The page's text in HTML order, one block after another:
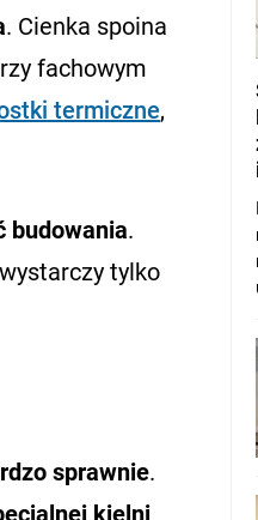
. Cienka spoina
fachowym
termiczne,
budowania.
tylko
sprawnie.
kielni